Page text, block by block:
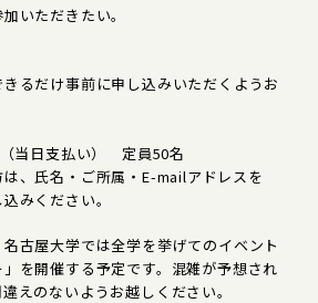
いただきたい。
るだけ事前に申し込みいただくようお
当日支払い） 定員50名
は、氏名・ご所属・E-mailアドレスを
みください。
古屋大学では全学を挙げてのイベント
」を開催する予定です。混雑が予想され
えのないようお越しください。